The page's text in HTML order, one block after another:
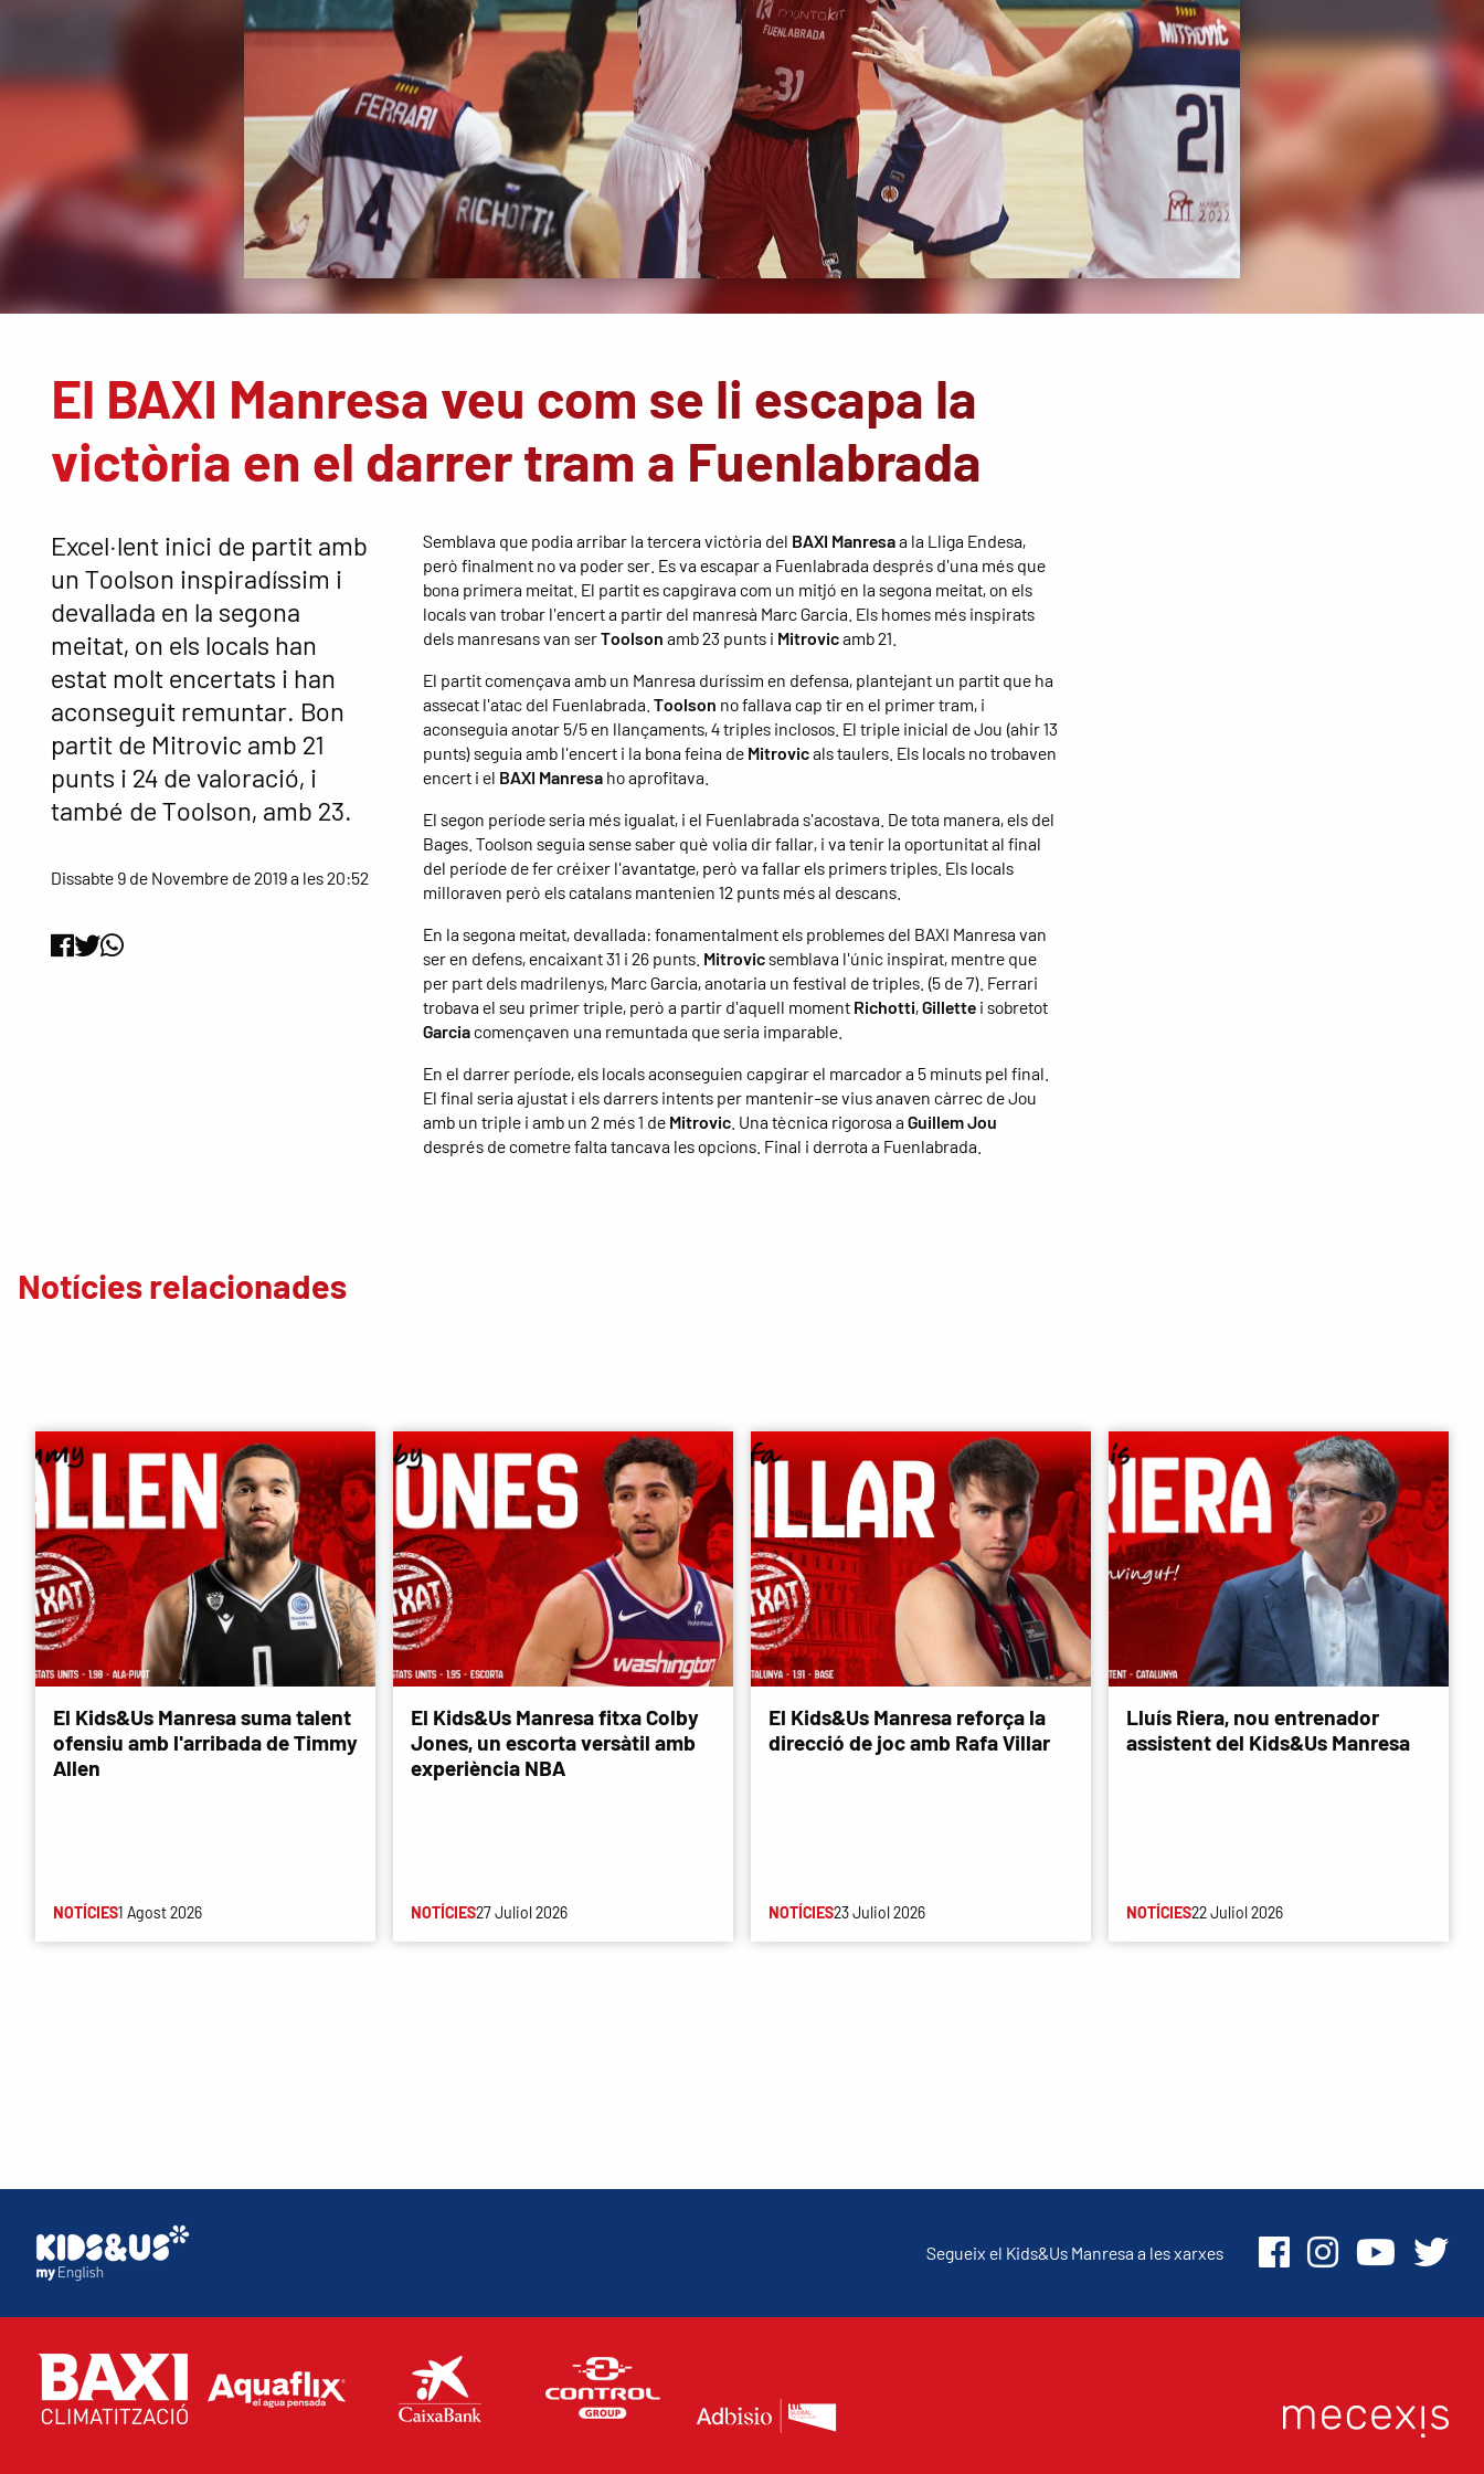
El BAXI Manresa veu com se li escapa la
victòria en el darrer tram a Fuenlabrada
Excel·lent inici de partit amb
un Toolson inspiradíssim i
devallada en la segona
meitat, on els locals han
estat molt encertats i han
aconseguit remuntar. Bon
partit de Mitrovic amb 21
punts i 24 de valoració, i
també de Toolson, amb 23.
Dissabte 9 de Novembre de 2019 a les 20:52
Semblava que podia arribar la tercera victòria del BAXI Manresaa la Lliga Endesa,
però finalment no va poder ser. Es va escapar a Fuenlabrada després d'una més que
bona primera meitat. El partit es capgirava com un mitjó en la segona meitat, on els
locals van trobar l'encert a partir del manresà Marc Garcia. Els homes més inspirats
dels manresans van serToolson amb 23 punts i Mitrovicamb 21.
El partit començava amb un Manresa duríssim en defensa, plantejant un partit que ha
assecat l'atac del Fuenlabrada. Toolson no fallava cap tir en el primer tram, i
aconseguia anotar 5/5 en llançaments, 4 triples inclosos. El triple inicial de Jou (ahir 13
punts) seguia amb l'encert i la bona feina de Mitrovicals taulers. Els locals no trobaven
encert i el BAXI Manresaho aprofitava.
El segon període seria més igualat, i el Fuenlabrada s'acostava. De tota manera, els del
Bages. Toolson seguia sense saber què volia dir fallar, i va tenir la oportunitat al final
del període de fer créixer l'avantatge, però va fallar els primers triples. Els locals
milloraven però els catalans mantenien 12 punts més al descans.
En la segona meitat, devallada: fonamentalment els problemes del BAXI Manresa van
ser en defens, encaixant 31 i 26 punts. Mitrovicsemblava l'únic inspirat, mentre que
per part dels madrilenys, Marc Garcia, anotaria un festival de triples. (5 de 7). Ferrari
trobava el seu primer triple, però a partir d'aquell moment Richotti,Gillettei sobretot
Garciacomençaven una remuntada que seria imparable.
En el darrer període, els locals aconseguien capgirar el marcador a 5 minuts pel final.
El final seria ajustat i els darrers intents per mantenir-se vius anaven càrrec de Jou
amb un triple i amb un 2 més 1 de Mitrovic. Una tècnica rigorosa a Guillem Jou
després de cometre falta tancava les opcions. Final i derrota a Fuenlabrada.
Notícies relacionades
El Kids&Us Manresa suma talent
ofensiu amb l'arribada de Timmy
Allen
NOTÍCIES1 Agost 2026
El Kids&Us Manresa fitxa Colby
Jones, un escorta versàtil amb
experiència NBA
NOTÍCIES27 Juliol 2026
El Kids&Us Manresa reforça la
direcció de joc amb Rafa Villar
NOTÍCIES23 Juliol 2026
Lluís Riera, nou entrenador
assistent del Kids&Us Manresa
NOTÍCIES22 Juliol 2026
Segueix el Kids&Us Manresa a les xarxes